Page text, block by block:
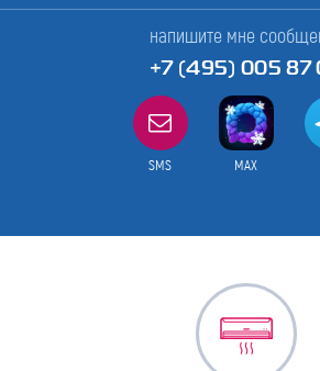
напишите мне
+7 (495) 005 87
SMS MAX